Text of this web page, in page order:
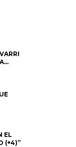
EL
(+4)”